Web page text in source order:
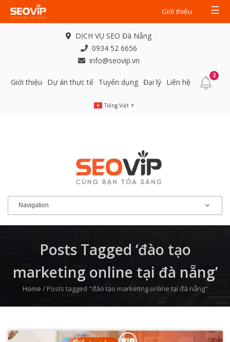
Giới thiệu ☰
DỊCH VỤ SEO Đà Nẵng
0934 52 6656
info@seovip.vn
Giới thiệu Dự án thực tế Tuyển dụng Đại lý Liên hệ
2
Tiếng Việt ▼
Posts Tagged ‘đào tạo
marketing online tại đà nẵng’
Home / Posts tagged "đào tạo marketing online tại đà nẵng"